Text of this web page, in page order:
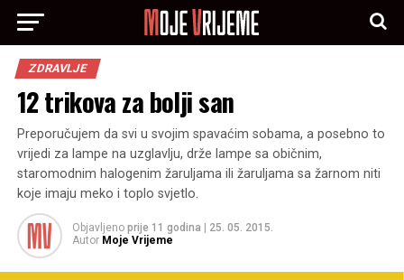
ZDRAVLJE
12 trikova za bolji san
Preporučujem da svi u svojim spavaćim sobama, a posebno to
vrijedi za lampe na uzglavlju, drže lampe sa običnim,
staromodnim halogenim žaruljama ili žaruljama sa žarnom niti
koje imaju meko i toplo svjetlo.
Objavljeno prije 11 godina
25. 05. 2015.
Autor Moje Vrijeme